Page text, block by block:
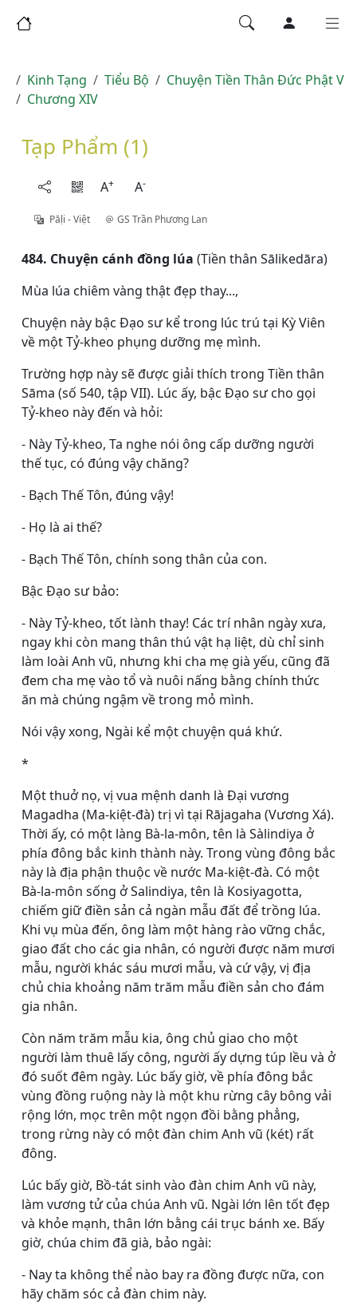
Kinh Tạng Tiểu Bộ
Chuyện Tiền Thân Đức Phật V
Chương XIV
Tạp Phẩm (1)
A+ A-
Pāḷi - Việt GS Trần Phương Lan
484. Chuyện cánh đồng lúa (Tiền thân Sālikedāra)
Mùa lúa chiêm vàng thật đẹp thay...,
Chuyện này bậc Ðạo sư kể trong lúc trú tại Kỳ Viên
về một Tỷ-kheo phụng dưỡng mẹ mình.
Trường hợp này sẽ được giải thích trong Tiền thân
Sāma (số 540, tập VII). Lúc ấy, bậc Ðạo sư cho gọi
Tỷ-kheo này đến và hỏi:
- Này Tỷ-kheo, Ta nghe nói ông cấp dưỡng người
thế tục, có đúng vậy chăng?
- Bạch Thế Tôn, đúng vậy!
- Họ là ai thế?
- Bạch Thế Tôn, chính song thân của con.
Bậc Ðạo sư bảo:
- Này Tỷ-kheo, tốt lành thay! Các trí nhân ngày xưa,
ngay khi còn mang thân thú vật hạ liệt, dù chỉ sinh
làm loài Anh vũ, nhưng khi cha mẹ già yếu, cũng đã
đem cha mẹ vào tổ và nuôi nấng bằng chính thức
ăn mà chúng ngậm về trong mỏ mình.
Nói vậy xong, Ngài kể một chuyện quá khứ.
*
Một thuở nọ, vị vua mệnh danh là Ðại vương
Magadha (Ma-kiệt-đà) trị vì tại Rājagaha (Vương Xá).
Thời ấy, có một làng Bà-la-môn, tên là Sàlindiya ở
phía đông bắc kinh thành này. Trong vùng đông bắc
này là địa phận thuộc về nước Ma-kiệt-đà. Có một
Bà-la-môn sống ở Salindiya, tên là Kosiyagotta,
chiếm giữ điền sản cả ngàn mẫu đất để trồng lúa.
Khi vụ mùa đến, ông làm một hàng rào vững chắc,
giao đất cho các gia nhân, có người được năm mươi
mẫu, người khác sáu mươi mẫu, và cứ vậy, vị địa
chủ chia khoảng năm trăm mẫu điền sản cho đám
gia nhân.
Còn năm trăm mẫu kia, ông chủ giao cho một
người làm thuê lấy công, người ấy dựng túp lều và ở
đó suốt đêm ngày. Lúc bấy giờ, về phía đông bắc
vùng đồng ruộng này là một khu rừng cây bông vải
rộng lớn, mọc trên một ngọn đồi bằng phẳng,
trong rừng này có một đàn chim Anh vũ (két) rất
đông.
Lúc bấy giờ, Bồ-tát sinh vào đàn chim Anh vũ này,
làm vương tử của chúa Anh vũ. Ngài lớn lên tốt đẹp
và khỏe mạnh, thân lớn bằng cái trục bánh xe. Bấy
giờ, chúa chim đã già, bảo ngài:
- Nay ta không thể nào bay ra đồng được nữa, con
hãy chăm sóc cả đàn chim này.